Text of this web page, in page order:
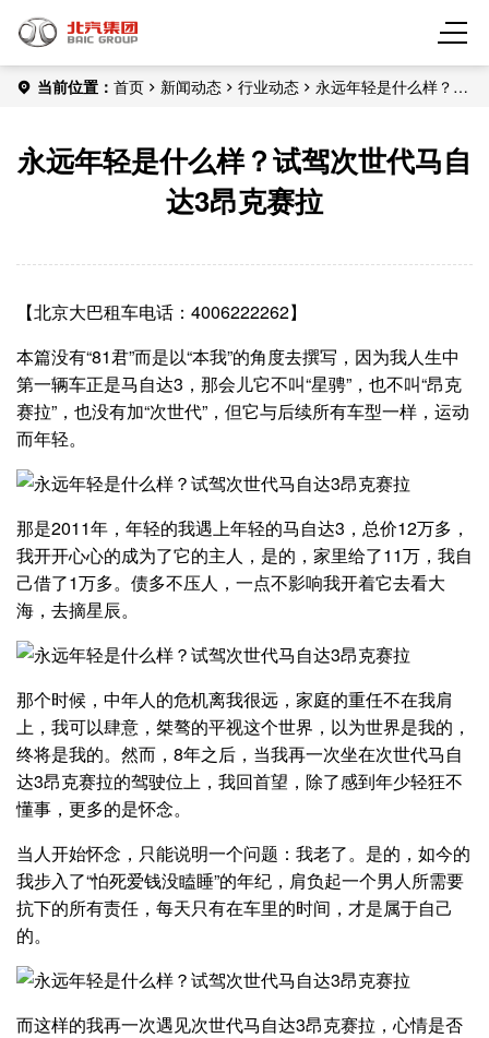
当前位置： 首页 新闻动态 行业动态
永远年轻是什么样？试
永远年轻是什么样？试驾次世代马自
达3昂克赛拉
【北京大巴租车电话：4006222262】
本篇没有“81君”而是以“本我”的角度去撰写，因为我人生中
第一辆车正是马自达3，那会儿它不叫“星骋”，也不叫“昂克
赛拉”，也没有加“次世代”，但它与后续所有车型一样，运动
而年轻。
那是2011年，年轻的我遇上年轻的马自达3，总价12万多，
我开开心心的成为了它的主人，是的，家里给了11万，我自
己借了1万多。债多不压人，一点不影响我开着它去看大
海，去摘星辰。
那个时候，中年人的危机离我很远，家庭的重任不在我肩
上，我可以肆意，桀骜的平视这个世界，以为世界是我的，
终将是我的。然而，8年之后，当我再一次坐在次世代马自
达3昂克赛拉的驾驶位上，我回首望，除了感到年少轻狂不
懂事，更多的是怀念。
当人开始怀念，只能说明一个问题：我老了。是的，如今的
我步入了“怕死爱钱没瞌睡”的年纪，肩负起一个男人所需要
抗下的所有责任，每天只有在车里的时间，才是属于自己
的。
而这样的我再一次遇见次世代马自达3昂克赛拉，心情是否